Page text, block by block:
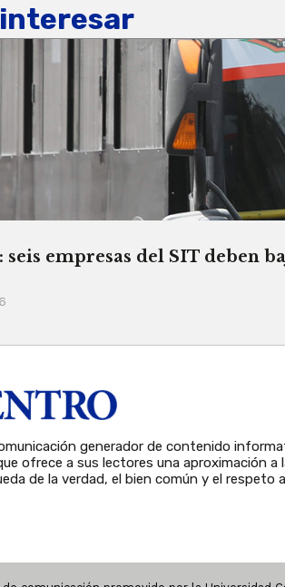
empresas del SIT deben
generador de contenido
ofrece a sus lectores una aproximación a
de la verdad, el bien común y el respeto